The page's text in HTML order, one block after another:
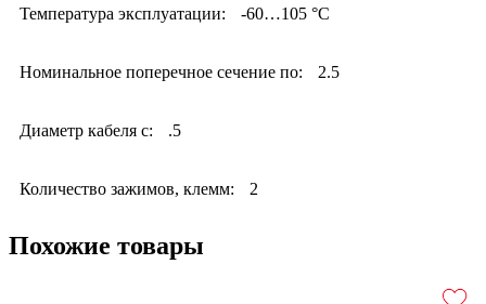
Температура эксплуатации: -60…105 °C
Номинальное поперечное сечение по: 2.5
Диаметр кабеля с: .5
Количество зажимов, клемм: 2
Похожие товары